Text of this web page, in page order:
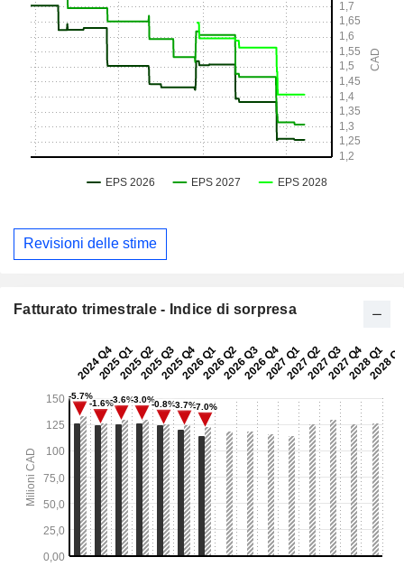
Revisioni delle stime
Fatturato trimestrale - Indice di sorpresa